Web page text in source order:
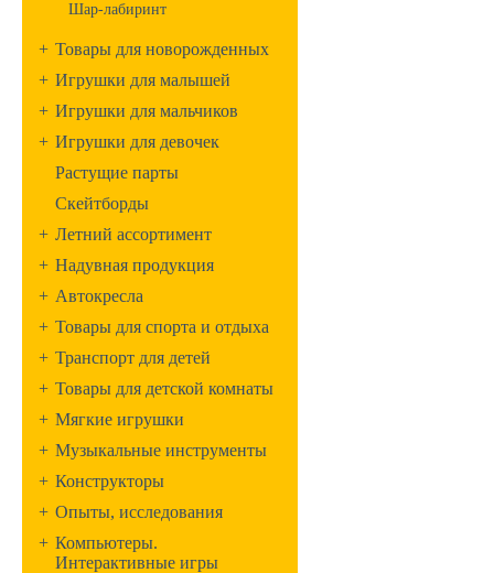
Шар-лабиринт
+ Товары для новорожденных
+ Игрушки для малышей
+ Игрушки для мальчиков
+ Игрушки для девочек
Растущие парты
Скейтборды
+ Летний ассортимент
+ Надувная продукция
+ Автокресла
+ Товары для спорта и отдыха
+ Транспорт для детей
+ Товары для детской комнаты
+ Мягкие игрушки
+ Музыкальные инструменты
+ Конструкторы
+ Опыты, исследования
+ Компьютеры.
Интерактивные игры